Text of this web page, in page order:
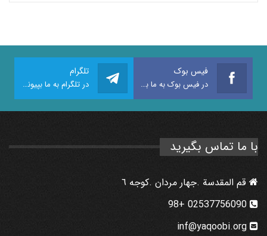
فیس بوک
در فیس بوک به ما بپیوندید
تلگرام
در تلگرام به ما بپیوندید
با ما تماس بگیرید
قم المقدسة .جهار مردان .كوجه ٦
inf@yaqoobi.org